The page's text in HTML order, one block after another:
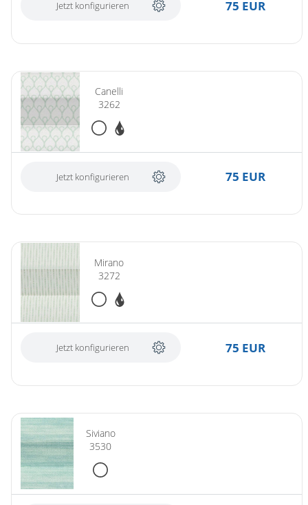
Jetzt konfigurieren 75 EUR
Canelli
3262
Jetzt konfigurieren 75 EUR
Mirano
3272
Jetzt konfigurieren 75 EUR
Siviano
3530